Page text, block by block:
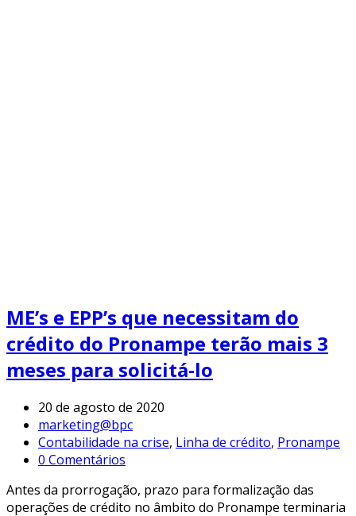
ME’s e EPP’s que necessitam do
crédito do Pronampe terão mais 3
meses para solicitá-lo
20 de agosto de 2020
marketing@bpc
Contabilidade na crise, Linha de crédito, Pronampe
0 Comentários
Antes da prorrogação, prazo para formalização das
operações de crédito no âmbito do Pronampe terminaria